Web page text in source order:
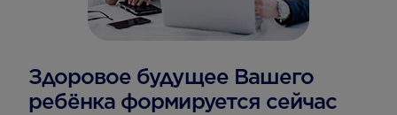
Здоровое будущее Вашего
ребёнка формируется сейчас